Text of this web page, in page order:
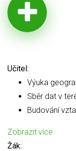
Učitel:
Výuka
Sběr dat v
Budování
Zobrazit více
Žák: